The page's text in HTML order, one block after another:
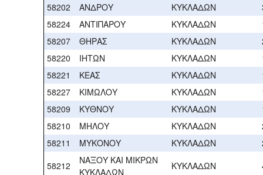
58202
ΑΝΔΡΟΥ ΚΥΚΛΑΔΩΝ
58224
ΑΝΤΙΠΑΡΟΥ ΚΥΚΛΑΔΩΝ
58207
ΘΗΡΑΣ ΚΥΚΛΑΔΩΝ
58220
ΙΗΤΩΝ ΚΥΚΛΑΔΩΝ
58221
ΚΕΑΣ ΚΥΚΛΑΔΩΝ
58227
ΚΙΜΩΛΟΥ ΚΥΚΛΑΔΩΝ
58209
ΚΥΘΝΟΥ ΚΥΚΛΑΔΩΝ
58210
ΜΗΛΟΥ ΚΥΚΛΑΔΩΝ
58211
ΜΥΚΟΝΟΥ ΚΥΚΛΑΔΩΝ
58212
ΝΑΞΟΥ ΚΑΙ ΜΙΚΡΩΝ
ΚΥΚΛΑΔΩΝ
ΚΥΚΛΑΔΩΝ